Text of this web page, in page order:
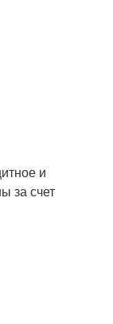
и
за счет